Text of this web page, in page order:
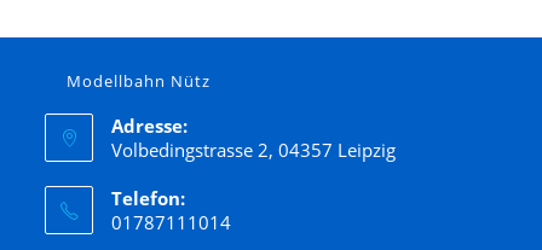
Modellbahn Nütz
Adresse:
Volbedingstrasse 2, 04357 Leipzig
Telefon:
01787111014